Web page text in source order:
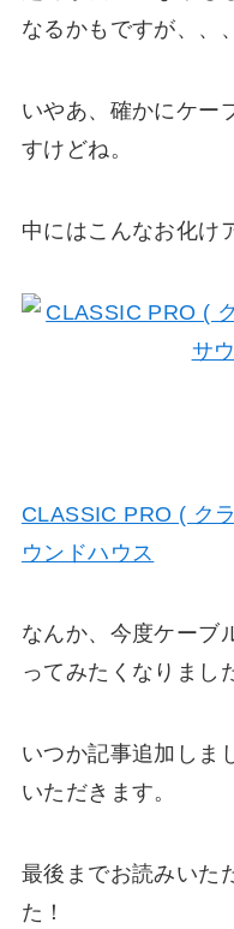
なるかもですが、、
いやあ、確かにケー
すけどね。
中にはこんなお化け
CLASSIC PRO ( ク
ウンドハウス
なんか、今度ケーブ
ってみたくなりまし
いつか記事追加しま
いただきます。
最後までお読みいた
た！